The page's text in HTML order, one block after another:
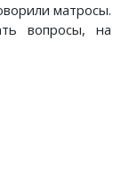
матросы.
вопросы, на